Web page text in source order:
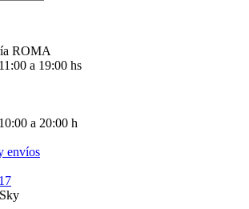
ROMA
a 19:00 hs
a 20:00 h
envíos